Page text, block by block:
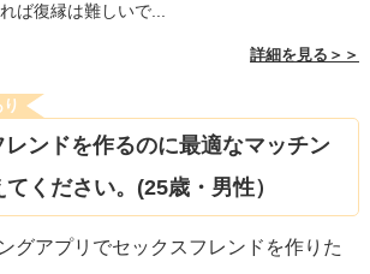
ば復縁は難しいで...
詳細を見る＞＞
レンドを作るのに最適なマッチン
ください。(25歳・男性）
グアプリでセックスフレンドを作りた